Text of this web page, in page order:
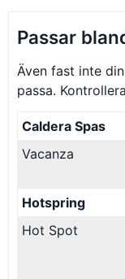
Passar
Även fast inte
passa.
Caldera Spas
Vacanza
Hotspring
Hot Spot